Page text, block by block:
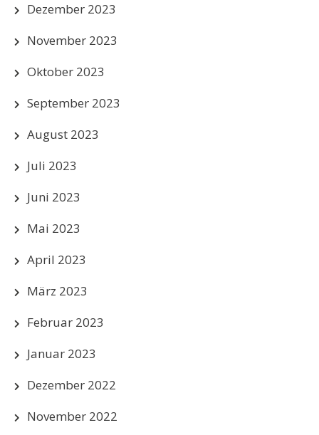
Dezember 2023
November 2023
Oktober 2023
September 2023
August 2023
Juli 2023
Juni 2023
Mai 2023
April 2023
März 2023
Februar 2023
Januar 2023
Dezember 2022
November 2022